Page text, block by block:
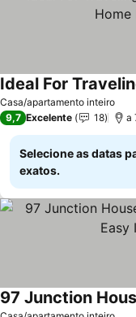
Casa/apartamento inteiro
Ver preços
9,7 Excelente 18 a
Selecione as datas
exatos.